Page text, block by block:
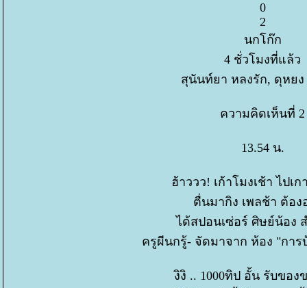
0
2
นกโก๊ก
4 ชั่วโมงที่แล้ว
สุนันท์ยา หลงรัก, ดุหยง
ความคิดเห็นที่ 2
13.54 น.
ฮ้าววว! เก้าโมงเช้า ไปเก
ตื่นมากิง เพลช้า ต้อง
ได้สปอนเซ่อร์ ศิษย์น้อง
ครูผีนกรู้- จัดมาจาก ห้อง "กา
งิงิ .. 1000ทิป อั้น รับขอ